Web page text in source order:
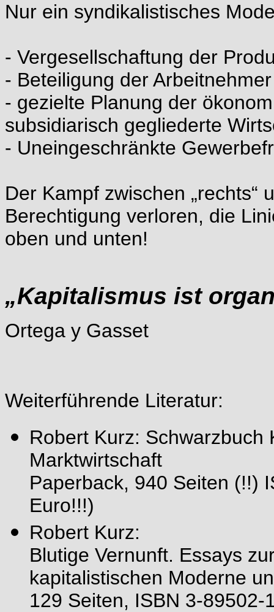
Nur ein syndikalistisches
- Vergesellschaftung der
- Beteiligung der
- gezielte Planung der
subsidiarisch gegliederte
- Uneingeschränkte
Der Kampf zwischen „rechts“
Berechtigung verloren, die
oben und unten!
„Kapitalismus ist
Ortega y Gasset
Weiterführende Literatur:
Robert Kurz: Schwarzbuch
Marktwirtschaft
Paperback, 940 Seiten (!!)
Euro!!!)
Robert Kurz:
Blutige Vernunft. Essays
kapitalistischen Moderne
129 Seiten, ISBN 3-